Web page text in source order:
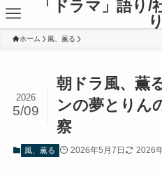
「ドラマ」語り/
り
ホーム 風、薫る
朝ドラ風、薫
ンの夢とりん
察
2026
5/09
風、薫る 2026年5月7日 2026